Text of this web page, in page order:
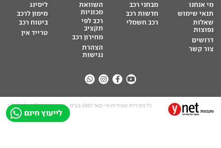
לייעוץ חינם
מי אנחנו
תנאי שימוש
שאלות
נפוצות
דרושים
צור קשר
מבחני רכב
חדשות רכב
רכב חשמלי
השוואת
מכוניות
רכב לפי
תקציב
מחירון רכב
הצהרת
נגישות
ליסינג
מימון לרכב
ביטוח רכב
טרייד אין
כל הזכויות שמורות אי-קאר 2007 בע”מ site by tq.soft